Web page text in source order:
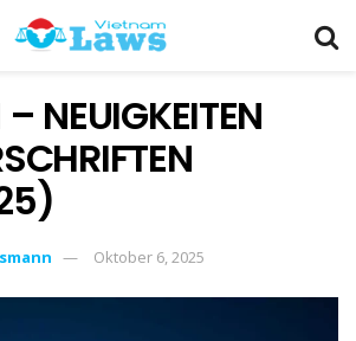
NEUIGKEITEN
Oktober 6, 2025